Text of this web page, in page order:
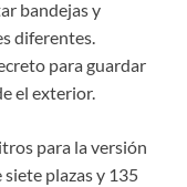
bandejas y
diferentes.
para guardar
el exterior.
para la versión
plazas y 135